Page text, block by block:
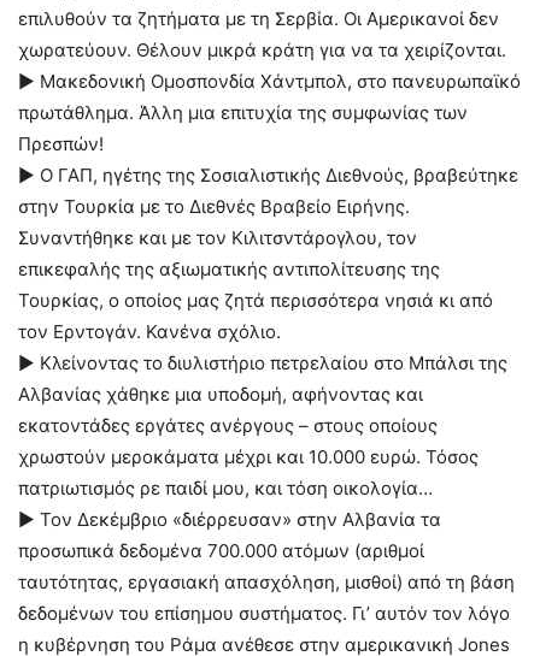
επιλυθούν τα ζητήματα με τη Σερβία. Οι Αμερικανοί δεν
χωρατεύουν. Θέλουν μικρά κράτη για να τα χειρίζονται.
► Μακεδονική Ομοσπονδία Χάντμπολ, στο πανευρωπαϊκό
πρωτάθλημα. Άλλη μια επιτυχία της συμφωνίας των
Πρεσπών!
► Ο ΓΑΠ, ηγέτης της Σοσιαλιστικής Διεθνούς, βραβεύτηκε
στην Τουρκία με το Διεθνές Βραβείο Ειρήνης.
Συναντήθηκε και με τον Κιλιτσντάρογλου, τον
επικεφαλής της αξιωματικής αντιπολίτευσης της
Τουρκίας, ο οποίος μας ζητά περισσότερα νησιά κι από
τον Ερντογάν. Κανένα σχόλιο.
► Κλείνοντας το διυλιστήριο πετρελαίου στο Μπάλσι της
Αλβανίας χάθηκε μια υποδομή, αφήνοντας και
εκατοντάδες εργάτες ανέργους – στους οποίους
χρωστούν μεροκάματα μέχρι και 10.000 ευρώ. Τόσος
πατριωτισμός ρε παιδί μου, και τόση οικολογία…
► Τον Δεκέμβριο «διέρρευσαν» στην Αλβανία τα
προσωπικά δεδομένα 700.000 ατόμων (αριθμοί
ταυτότητας, εργασιακή απασχόληση, μισθοί) από τη βάση
δεδομένων του επίσημου συστήματος. Γι’ αυτόν τον λόγο
η κυβέρνηση του Ράμα ανέθεσε στην αμερικανική Jones